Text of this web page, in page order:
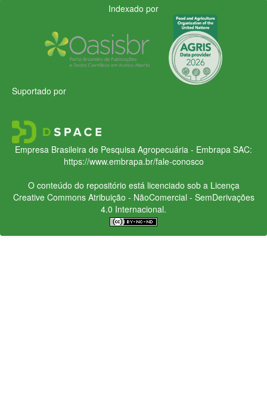
Indexado por
Suportado por
Empresa Brasileira de Pesquisa Agropecuária - Embrapa SAC:
https://www.embrapa.br/fale-conosco
O conteúdo do repositório está licenciado sob a Licença
Creative CommonsAtribuição - NãoComercial - SemDerivações
4.0 Internacional.